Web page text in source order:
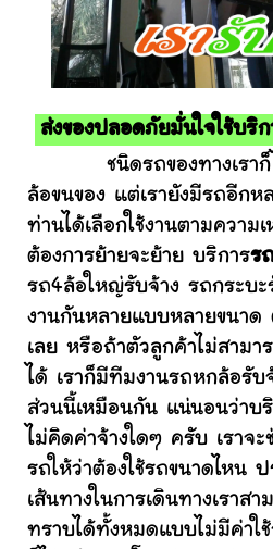
ส่งของปลอดภัยมั่นใจใช้บริ
ชนิดรถของทางเราก็ไ
ล้อขนของ แต่เรายังมีรถอีกห
ท่านได้เลือกใช้งานตามความ
ต้องการย้ายจะย้าย บริการร
รถ4ล้อใหญ่รับจ้าง รถกระบะ
งานกันหลายแบบหลายขนาด
เลย หรือถ้าตัวลูกค้าไม่สามา
ได้ เราก็มีทีมงานรถหกล้อรับจ้
ส่วนนี้เหมือนกัน แน่นอนว่าบ
ไม่คิดค่าจ้างใดๆ ครับ เราจะ
รถให้ว่าต้องใช้รถขนาดไหน
เส้นทางในการเดินทางเราส
ทราบได้ทั้งหมดแบบไม่มีค่าใ